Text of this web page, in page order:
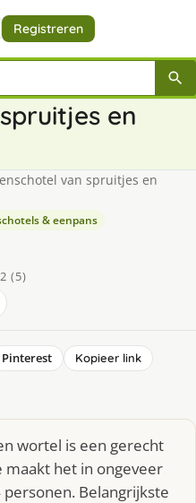
Registreren
en
van spruitjes en
& eenpans
(5)
Pinterest
Kopieer link
wortel is een gerecht
maakt het in ongeveer
Belangrijkste